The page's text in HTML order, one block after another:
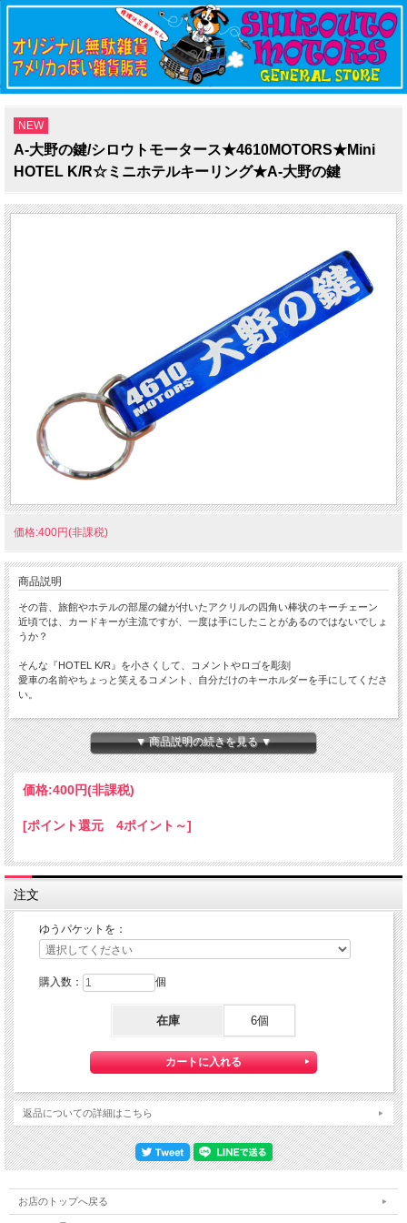
NEW
A-大野の鍵/シロウトモータース★4610MOTORS★Mini
HOTEL K/R☆ミニホテルキーリング★A-大野の鍵
価格:400円(非課税)
商品説明
その昔、旅館やホテルの部屋の鍵が付いたアクリルの四角い棒状のキーチェーン
近頃では、カードキーが主流ですが、一度は手にしたことがあるのではないでしょ
うか？
そんな『HOTEL K/R』を小さくして、コメントやロゴを彫刻
愛車の名前やちょっと笑えるコメント、自分だけのキーホルダーを手にしてくださ
い。
ちょっと小さな 『Mini HOTEL K/R』 です。
本体サイズ：１０×１４×８０ｍｍ
★コチラの商品は 『ゆうパケット』配送可能な商品になります。
ご利用の際の配送費は、全国一律『２５０円』になります。
ゆうパケット配送をご希望されるお客様は下記のゆうパケットにつきましての説明
ゆうパケット配送をご選択ください。
【送料】全国一律料金でお届けします。
『ゆうパケット』は通常の宅配便と異なり直接ポストへ投函するお届け方法です。
宅配便のように受領印やサインのやり取りが無く、ご不在時であってもお受け取り
いただけます。
また、沖縄等の離島区域の場合でも別途送料が掛かりません。
ゆうパケットをご選択いただいたお客様へは、商品配送後 「お問い合わせ番号」
▼ 商品説明の続きを見る ▼
価格:400円(非課税)
[ポイント還元 4ポイント～]
注文
ゆうパケットを：
購入数： 個
在庫 6個
返品についての詳細はこちら
お店のトップへ戻る